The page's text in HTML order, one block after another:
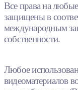
Все права на
защищены в
международным
собственности.
Любое
видеоматериалов